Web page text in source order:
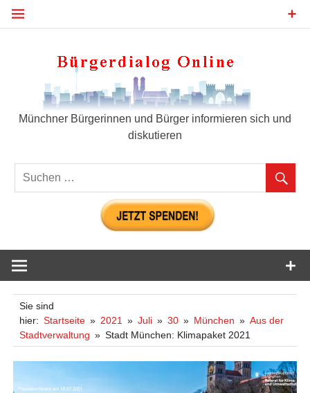
Zum
Münchner Bürgerinnen und Bürger informieren sich und
diskutieren
Sie sind
hier: Startseite 2021 Juli 30 München
Aus der
Stadtverwaltung
Stadt München: Klimapaket 2021